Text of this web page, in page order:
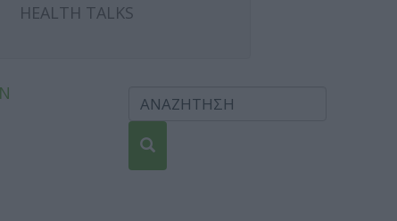
HEALTH TALKS